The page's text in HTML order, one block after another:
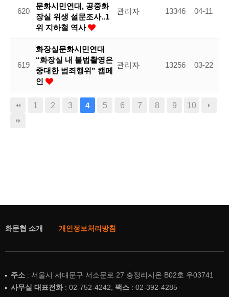
620
문화시민연대, 공중화
장실 위생 설문조사..1
위 지하철 역사
관리자 13346 04-11
619
화장실문화시민연대
“화장실 내 불법촬영은
중대한 범죄행위” 캠페
인
관리자 13256 03-22
1 2 3 4 5 6 7 8 9 10
화문협 소개 개인정보처리방침
주소 : 서울시 서대문구 서소문로 27 충정리시온 B02호 우03741
사무실 대표전화: 02-752-4242, 팩스 : 02-392-4285